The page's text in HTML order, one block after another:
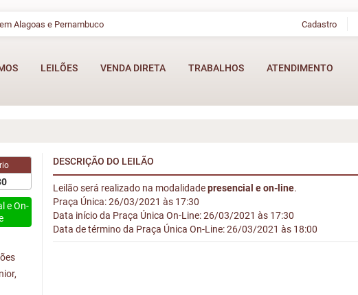
Alagoas e Pernambuco Cadastro
LEILÕES VENDA DIRETA TRABALHOS ATENDIMENTO
e On-
DESCRIÇÃO DO LEILÃO
Leilão será realizado na modalidadepresencial e on-line.
Praça Única: 26/03/2021 às 17:30
Data início da Praça Única On-Line: 26/03/2021 às 17:30
Data de término da Praça Única On-Line: 26/03/2021 às 18:00